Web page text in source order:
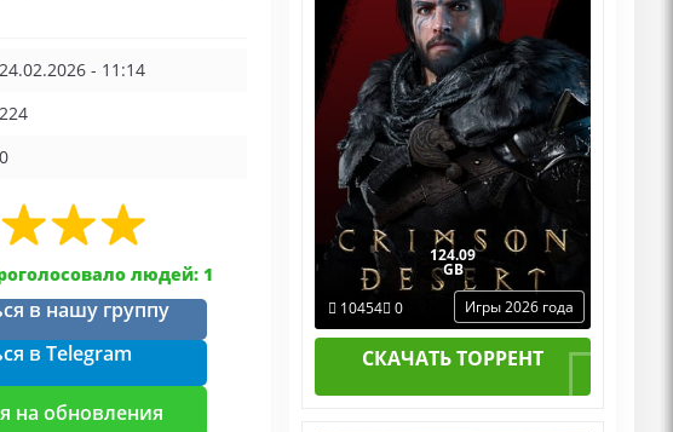
24.02.2026 - 11:14
224
0
людей: 1
в нашу группу
в Telegram
на обновления
Пиратка Portable + All
DLCs
124.09
GB
10454 0 Игры 2026 года
СКАЧАТЬ ТОРРЕНТ